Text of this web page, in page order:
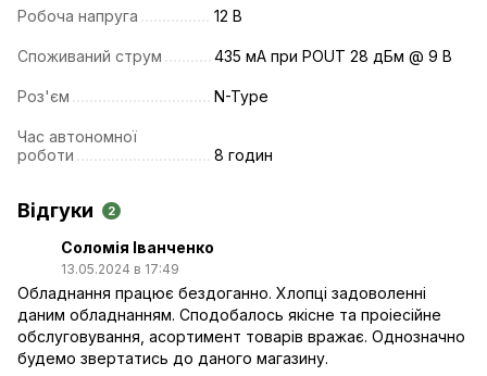
Робоча напруга 12 В
Споживаний струм 435 мА при POUT 28 дБм @ 9 В
Роз'єм N-Type
Час автономної
роботи
8 годин
Відгуки 2
Соломія Іванченко
13.05.2024 в 17:49
Обладнання працює бездоганно. Хлопці задоволенні
даним обладнанням. Сподобалось якісне та проіесійне
обслуговування, асортимент товарів вражає. Однозначно
будемо звертатись до даного магазину.